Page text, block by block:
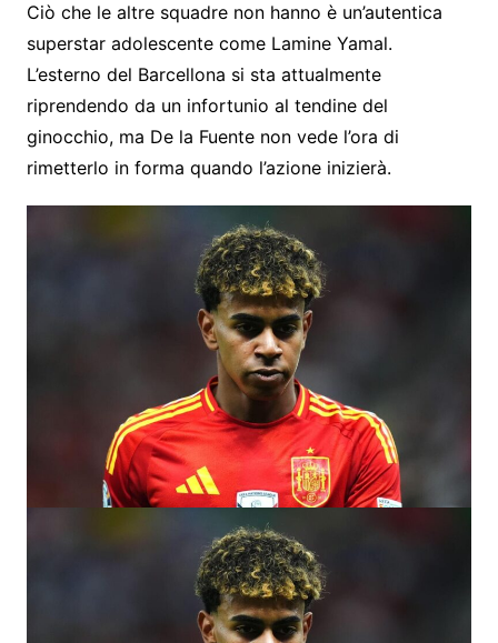
Ciò che le altre squadre non hanno è un’autentica
superstar adolescente come Lamine Yamal.
L’esterno del Barcellona si sta attualmente
riprendendo da un infortunio al tendine del
ginocchio, ma De la Fuente non vede l’ora di
rimetterlo in forma quando l’azione inizierà.